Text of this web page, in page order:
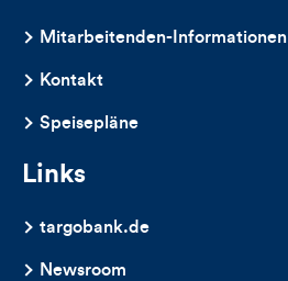
dieses
Artikels
Mitarbeitenden-Informationen
Kontakt
Speisepläne
Links
targobank.de
Newsroom